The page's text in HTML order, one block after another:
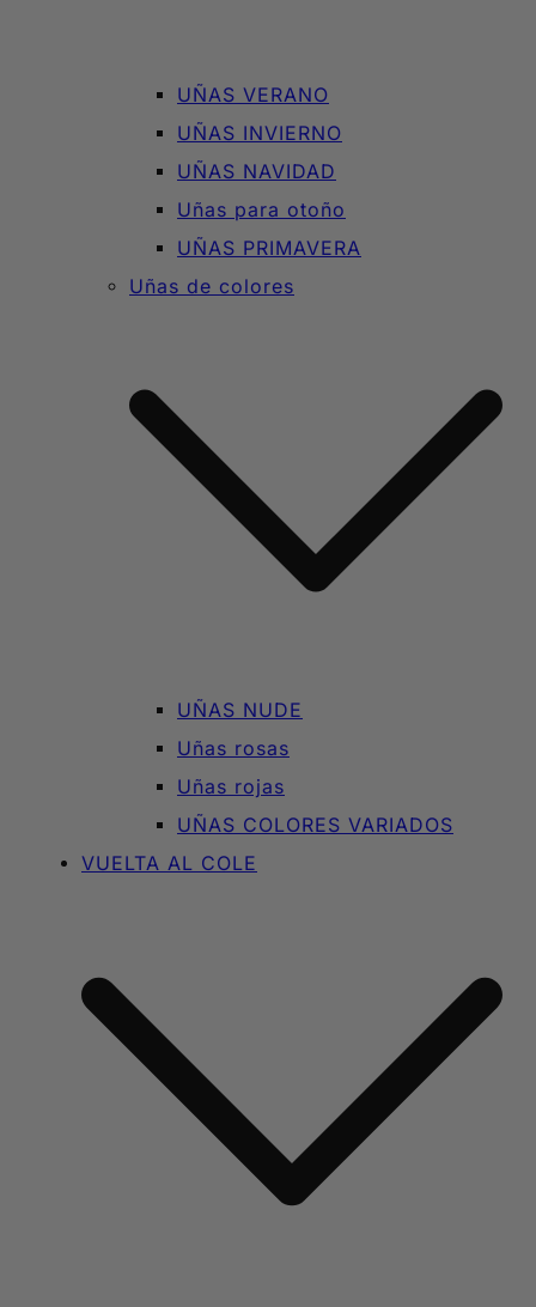
UÑAS VERANO
UÑAS INVIERNO
UÑAS NAVIDAD
Uñas para otoño
UÑAS PRIMAVERA
Uñas de colores
UÑAS NUDE
Uñas rosas
Uñas rojas
UÑAS COLORES VARIADOS
VUELTA AL COLE